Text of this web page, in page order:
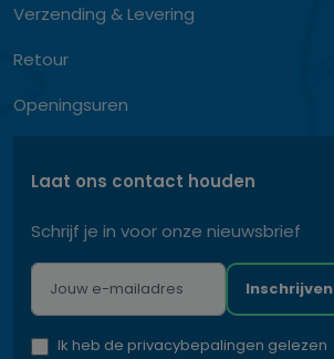
Verzending & Levering
Retour
Openingsuren
Laat ons contact houden
Schrijf je in voor onze nieuwsbrief
Inschrijven
Ik heb de privacybepalingen gelezen